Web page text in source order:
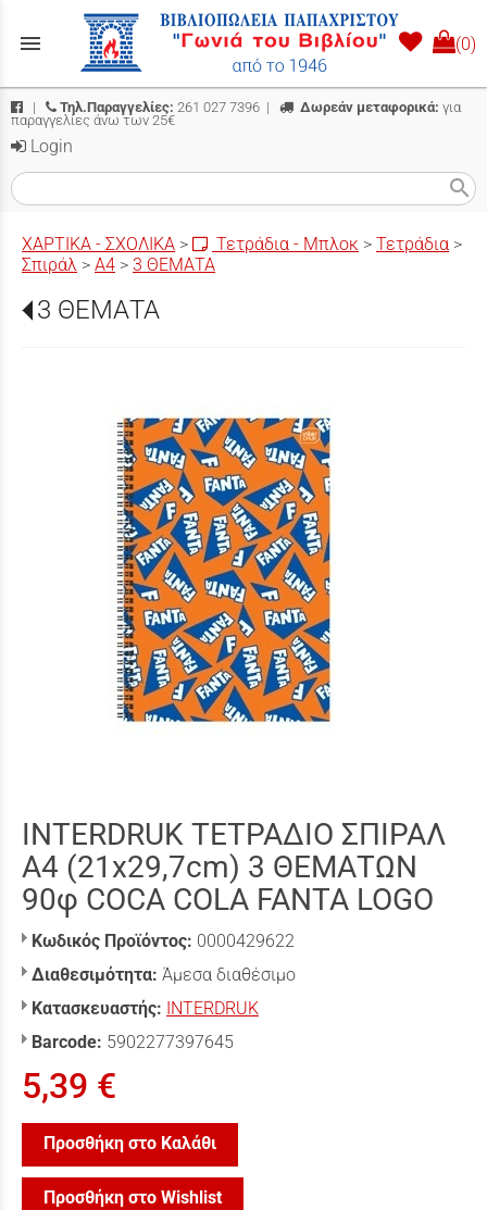
menu (0)
| Τηλ.Παραγγελίες: 261 027 7396 | Δωρεάν μεταφορικά: για
παραγγελίες άνω των 25€
Login
search
ΧΑΡΤΙΚΑ - ΣΧΟΛΙΚΑ > Τετράδια - Μπλοκ > Τετράδια >
Σπιράλ > Α4 > 3 ΘΕΜΑΤΑ
3 ΘΕΜΑΤΑ
INTERDRUK ΤΕΤΡΑΔΙΟ ΣΠΙΡΑΛ
A4 (21x29,7cm) 3 ΘΕΜΑΤΩΝ
90φ COCA COLA FANTA LOGO
Κωδικός Προϊόντος: 0000429622
Διαθεσιμότητα: Άμεσα διαθέσιμο
Κατασκευαστής: INTERDRUK
Barcode: 5902277397645
5,39 €
Προσθήκη στο Καλάθι
Προσθήκη στο Wishlist